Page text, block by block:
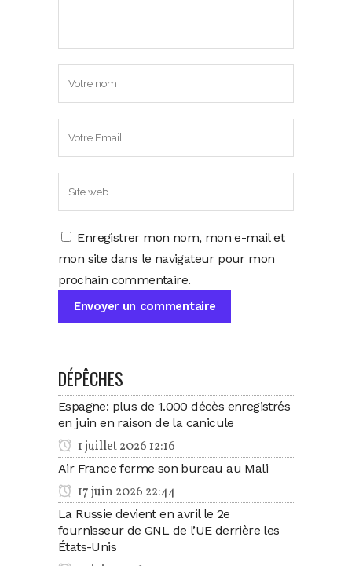
Enregistrer mon nom, mon e-mail et
mon site dans le navigateur pour mon
prochain commentaire.
DÉPÊCHES
Espagne: plus de 1.000 décès enregistrés
en juin en raison de la canicule
1 juillet 2026 12:16
Air France ferme son bureau au Mali
17 juin 2026 22:44
La Russie devient en avril le 2e
fournisseur de GNL de l’UE derrière les
États-Unis